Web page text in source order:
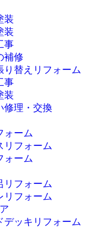
装
装
事
補修
り替えリフォーム
事
装
修理・交換
ォーム
リフォーム
ォーム
リフォーム
リフォーム
デッキリフォーム